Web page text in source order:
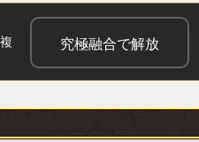
究極融合で解放